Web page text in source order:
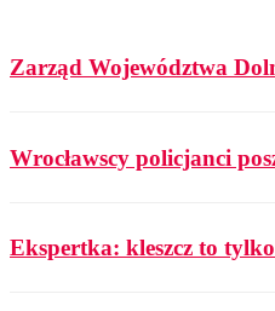
Zarząd Województwa
Wrocławscy policjanci
Ekspertka: kleszcz to